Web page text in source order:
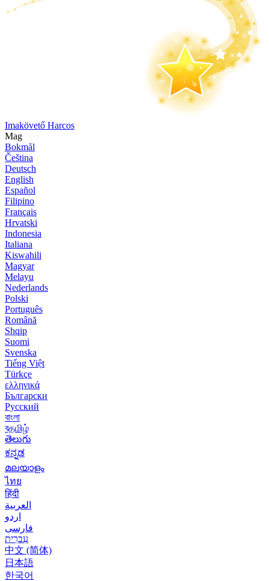
Imakövető Harcos
Mag
Bokmål
Čeština
Deutsch
English
Español
Filipino
Français
Hrvatski
Indonesia
Italiana
Kiswahili
Magyar
Melayu
Nederlands
Polski
Português
Română
Shqip
Suomi
Svenska
Tiếng Việt
Türkçe
ελληνικά
Български
Русский
বাংলা
বதமிழ்
తెలుగు
ಕನ್ನಡ
മലയാളം
ไทย
हिंदी
العربية
اردو
فارسی
עִברִית
中文 (简体)
日本語
한국어